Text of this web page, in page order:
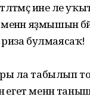
ине әле
яҙмышын
булмаясаҡ!
ла табылып
егет менән